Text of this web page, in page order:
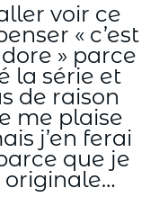
voir ce
« c’est
» parce
la série et
de raison
me plaise
j’en ferai
que je
originale…